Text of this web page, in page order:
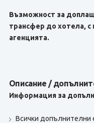
Възможност за
трансфер до хотела,
агенцията.
Описание /
Информация за
Всички допълнителни